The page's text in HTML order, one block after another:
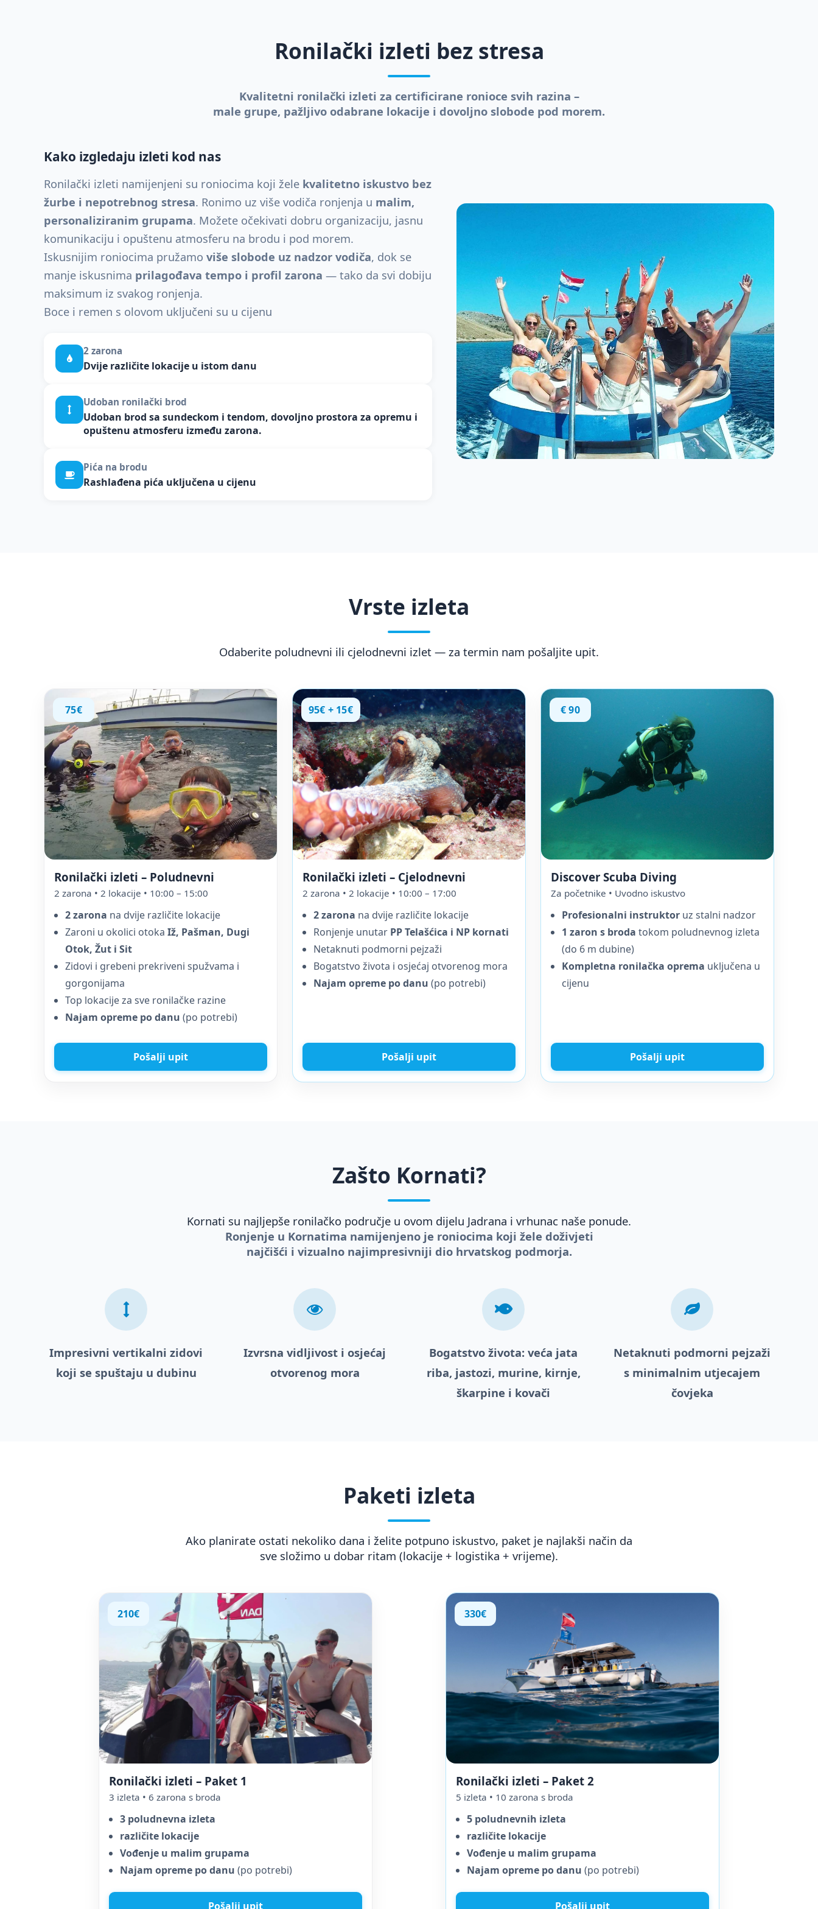
Ronilački izleti bez stresa
Kvalitetni ronilački izleti za certificirane ronioce svih razina –
male grupe, pažljivo odabrane lokacije i dovoljno slobode pod morem.
Kako izgledaju izleti kod nas
Ronilački izleti namijenjeni su roniocima koji žele kvalitetno iskustvo bez
žurbe i nepotrebnog stresa. Ronimo uz više vodiča ronjenja u malim,
personaliziranim grupama. Možete očekivati dobru organizaciju, jasnu
komunikaciju i opuštenu atmosferu na brodu i pod morem.
Iskusnijim roniocima pružamo više slobode uz nadzor vodiča, dok se
manje iskusnima prilagođava tempo i profil zarona — tako da svi dobiju
maksimum iz svakog ronjenja.
Boce i remen s olovom uključeni su u cijenu
2 zarona
Dvije različite lokacije u istom danu
Udoban ronilački brod
Udoban brod sa sundeckom i tendom, dovoljno prostora za opremu i
opuštenu atmosferu između zarona.
Pića na brodu
Rashlađena pića uključena u cijenu
Vrste izleta
Odaberite poludnevni ili cjelodnevni izlet — za termin nam pošaljite upit.
75€
Ronilački izleti – Poludnevni
2 zarona • 2 lokacije • 10:00 – 15:00
2 zarona na dvije različite lokacije
Zaroni u okolici otoka Iž, Pašman, Dugi
Otok, Žut i Sit
Zidovi i grebeni prekriveni spužvama i
gorgonijama
Top lokacije za sve ronilačke razine
Najam opreme po danu (po potrebi)
Pošalji upit
95€ + 15€
Ronilački izleti – Cjelodnevni
2 zarona • 2 lokacije • 10:00 – 17:00
2 zarona na dvije različite lokacije
Ronjenje unutar PP Telašćica i NP kornati
Netaknuti podmorni pejzaži
Bogatstvo života i osjećaj otvorenog mora
Najam opreme po danu (po potrebi)
Pošalji upit
€ 90
Discover Scuba Diving
Za početnike • Uvodno iskustvo
Profesionalni instruktor uz stalni nadzor
1 zaron s broda tokom poludnevnog izleta
(do 6 m dubine)
Kompletna ronilačka oprema uključena u
cijenu
Pošalji upit
Zašto Kornati?
Kornati su najljepše ronilačko područje u ovom dijelu Jadrana i vrhunac naše ponude.
Ronjenje u Kornatima namijenjeno je roniocima koji žele doživjeti
najčišći i vizualno najimpresivniji dio hrvatskog podmorja.
Impresivni vertikalni zidovi
koji se spuštaju u dubinu
Izvrsna vidljivost i osjećaj
otvorenog mora
Bogatstvo života: veća jata
riba, jastozi, murine, kirnje,
škarpine i kovači
Netaknuti podmorni pejzaži
s minimalnim utjecajem
čovjeka
Paketi izleta
Ako planirate ostati nekoliko dana i želite potpuno iskustvo, paket je najlakši način da
sve složimo u dobar ritam (lokacije + logistika + vrijeme).
210€
Ronilački izleti – Paket 1
3 izleta • 6 zarona s broda
3 poludnevna izleta
različite lokacije
Vođenje u malim grupama
Najam opreme po danu (po potrebi)
Pošalji upit
330€
Ronilački izleti – Paket 2
5 izleta • 10 zarona s broda
5 poludnevnih izleta
različite lokacije
Vođenje u malim grupama
Najam opreme po danu (po potrebi)
Pošalji upit